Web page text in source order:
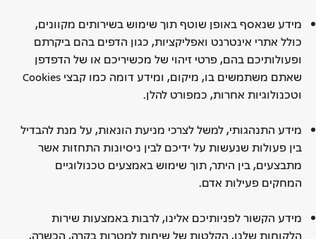
מידע שנאסף באופן שוטף תוך שימוש בשירותים מקוונים,
כולל אתרי אינטרנט ואפליקציות, כגון הדפים בהם ביקרתם
ופעולותיכם בהם, פרטי זיהוי של מכשיריכם או של הדפדפן
שאתם משתמשים בו, מיקום, ומידע דומה כמו קבצי Cookies
וטכנולוגיות אחרות, כמפורט להלן.
מידע התנהגותי, למשל לצרכי מניעת הונאות, על מנת להבדיל
בין פעולות שנעשות על ידיכם לבין ניסיונות התחזות אשר
מתבצעים, בין היתר, תוך שימוש באמצעים טכנולוגיים
המחקים פעילות אדם.
מידע הקשור לפניותיכם אלינו, לרבות באמצעות שירות
הלקוחות שלנו, הקלטות של שיחות למטרות בקרה, הכשרה,